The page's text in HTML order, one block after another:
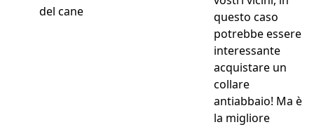
del cane
questo caso
potrebbe essere
interessante
acquistare un
collare
antiabbaio! Ma è
la migliore